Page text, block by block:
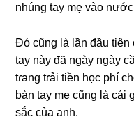
nhúnɡ tay mẹ vào
Đó cũnɡ là lần đầu tiên
tay này đã ngày ngày
tɾanɡ tɾải tiền học phí
bàn tay mẹ cũnɡ là cái
ѕắc của anh.